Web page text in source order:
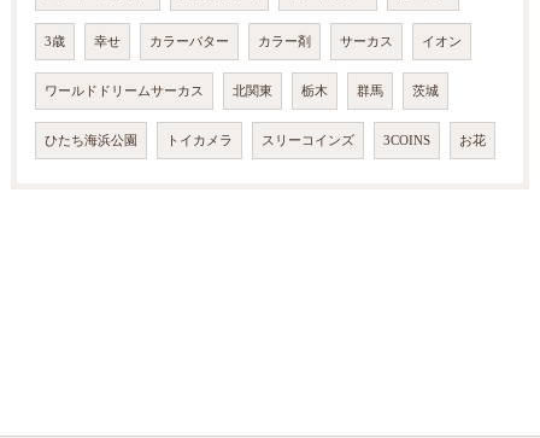
3歳 幸せ カラーバター カラー剤 サーカス イオン
ワールドドリームサーカス 北関東 栃木 群馬 茨城
ひたち海浜公園 トイカメラ スリーコインズ 3COINS お花